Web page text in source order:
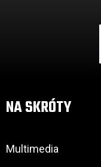
NA SKRÓTY
Multimedia